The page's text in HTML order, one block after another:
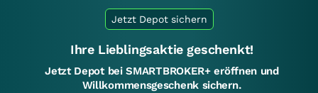
Jetzt Depot sichern
Ihre Lieblingsaktie geschenkt!
Jetzt Depot bei SMARTBROKER+ eröffnen und
Willkommensgeschenk sichern.